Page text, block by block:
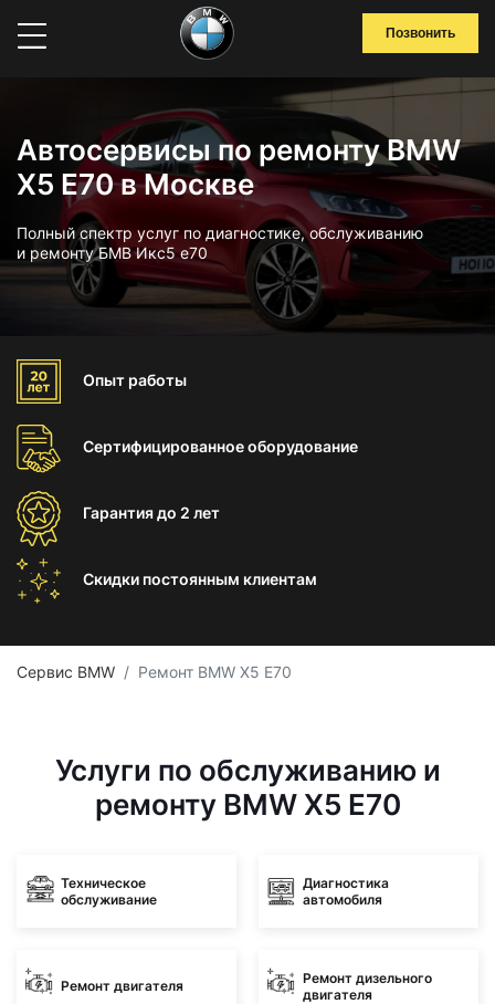
Позвонить
Автосервисы по ремонту BMW
X5 E70 в Москве
Полный спектр услуг по диагностике, обслуживанию
и ремонту БМВ Икс5 е70
Опыт работы
Сертифицированноеоборудование
Гарантиядо 2 лет
Скидки постоянным клиентам
Сервис BMW Ремонт BMW X5 E70
Услуги по обслуживанию и
ремонту BMW X5 E70
Техническое
обслуживание
Диагностика
автомобиля
Ремонт двигателя
Ремонт дизельного
двигателя